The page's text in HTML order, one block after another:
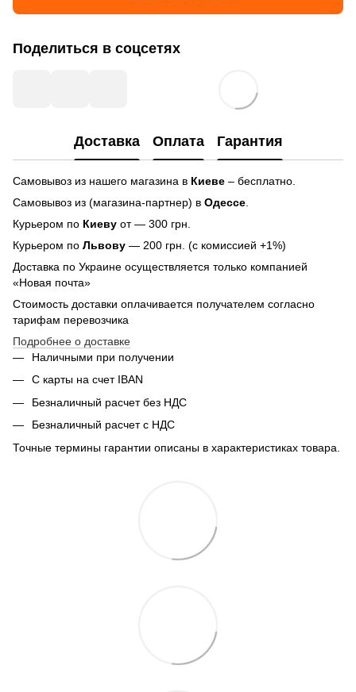
Поделиться в соцсетях
Доставка Оплата Гарантия
Самовывоз из нашего магазина в Киеве – бесплатно.
Самовывоз из (магазина-партнер) в Одессе
Курьером по Киеву от — 300 грн.
Курьером по Львову — 200 грн. (с комиссией +1%)
Доставка по Украине осуществляется только компанией
«Новая почта»
Стоимость доставки оплачивается получателем согласно
тарифам перевозчика
Подробнее о доставке
Наличными при получении
С карты на счет IBAN
Безналичный расчет без НДС
Безналичный расчет с НДС
Точные термины гарантии описаны в характеристиках товара.